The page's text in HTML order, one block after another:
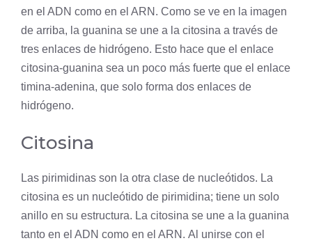
en el ADN como en el ARN. Como se ve en la imagen
de arriba, la guanina se une a la citosina a través de
tres enlaces de hidrógeno. Esto hace que el enlace
citosina-guanina sea un poco más fuerte que el enlace
timina-adenina, que solo forma dos enlaces de
hidrógeno.
Citosina
Las pirimidinas son la otra clase de nucleótidos. La
citosina es un nucleótido de pirimidina; tiene un solo
anillo en su estructura. La citosina se une a la guanina
tanto en el ADN como en el ARN. Al unirse con el